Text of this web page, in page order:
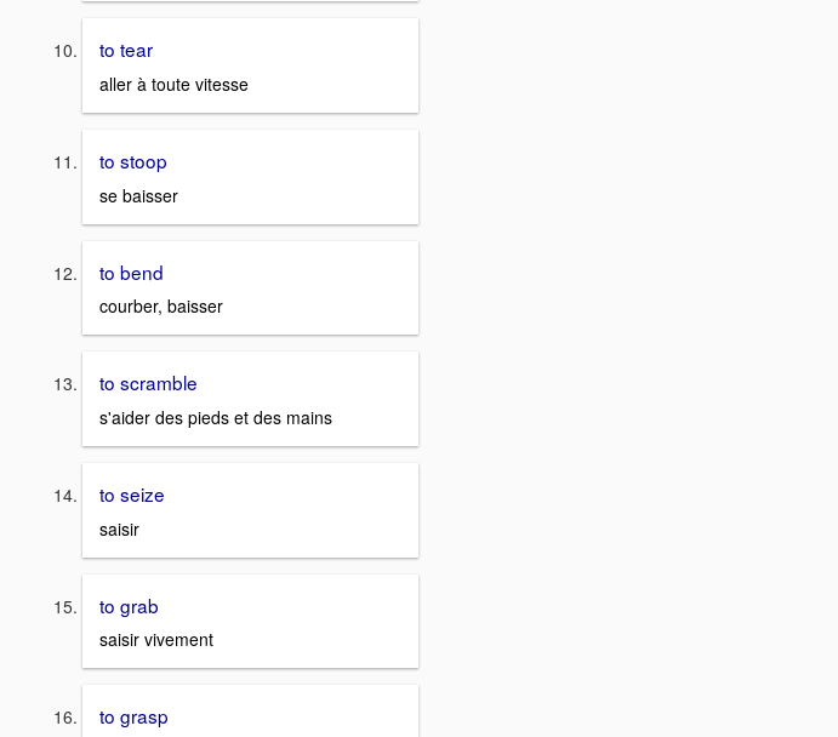
to tear
aller à toute vitesse
to stoop
se baisser
to bend
courber, baisser
to scramble
s'aider des pieds et des mains
to seize
saisir
to grab
saisir vivement
to grasp